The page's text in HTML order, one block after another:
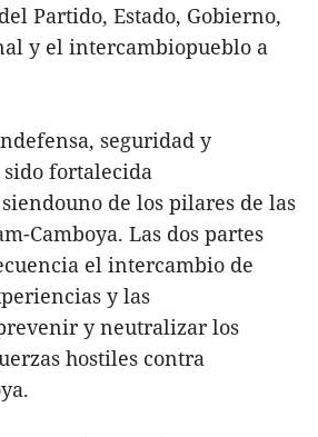
Partido, Estado, Gobierno,
y el intercambiopueblo a
seguridad y
fortalecida
de los pilares de las
Camboya. Las dos partes
el intercambio de
y las
y neutralizar los
hostiles contra